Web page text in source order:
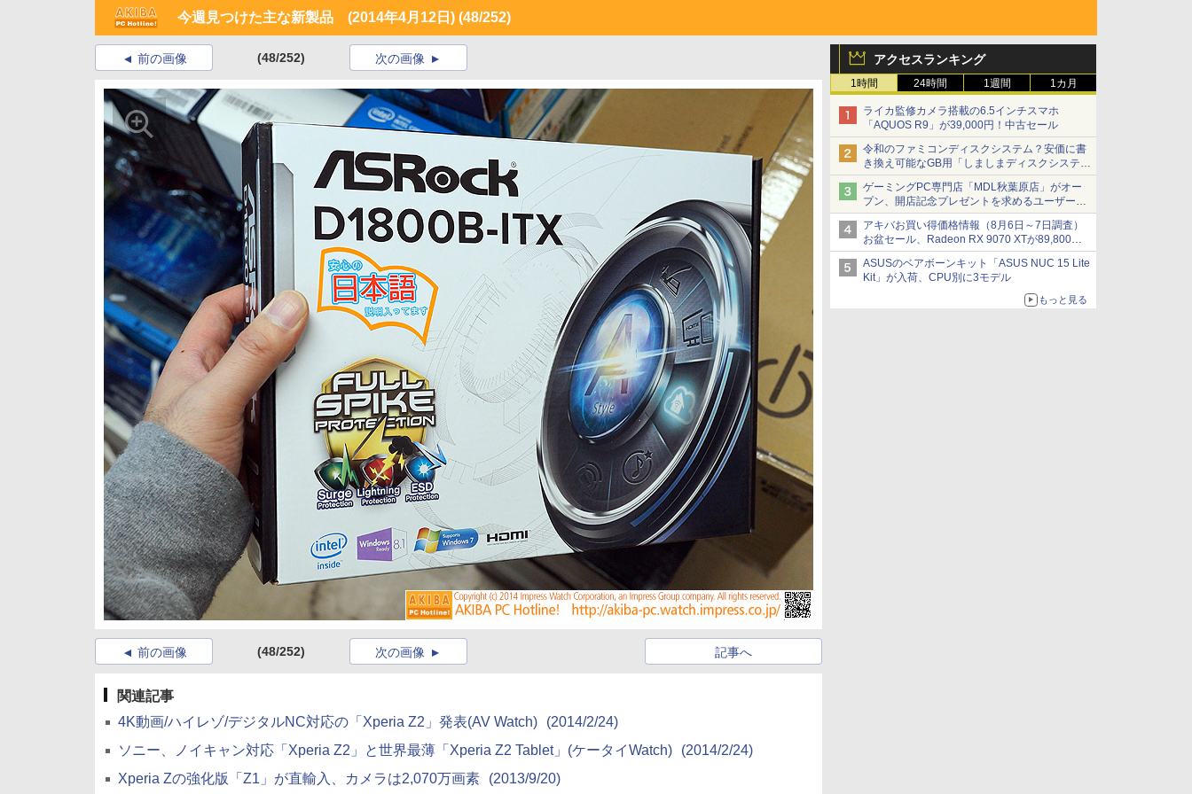
今週見つけた主な新製品 (2014年4月12日) (48/252)
アクセスランキング
1時間 24時間 1週間 1カ月
ライカ監修カメラ搭載の6.5インチスマホ
「AQUOS R9」が39,000円！中古セール
令和のファミコンディスクシステム？安価に書
き換え可能なGB用「しましまディスクシステ
ム」
ゲーミングPC専門店「MDL秋葉原店」がオー
プン、開店記念プレゼントを求めるユーザーが
押し寄せ長蛇の列に
アキバお買い得価格情報（8月6日～7日調査）
お盆セール、Radeon RX 9070 XTが89,800
円、水平周波数24.8kHz対応の17型モニターが
9,801円、暑さ指数連動セール ほか
ASUSのベアボーンキット「ASUS NUC 15 Lite
Kit」が入荷、CPU別に3モデル
もっと見る
前の画像 (48/252) 次の画像
前の画像 (48/252) 記事へ
次の画像
関連記事
4K動画/ハイレゾ/デジタルNC対応の「Xperia Z2」発表(AV Watch)
(2014/2/24)
ソニー、ノイキャン対応「Xperia Z2」と世界最薄「Xperia Z2 Tablet」(ケータイWatch)
(2014/2/24)
Xperia Zの強化版「Z1」が直輸入、カメラは2,070万画素
(2013/9/20)